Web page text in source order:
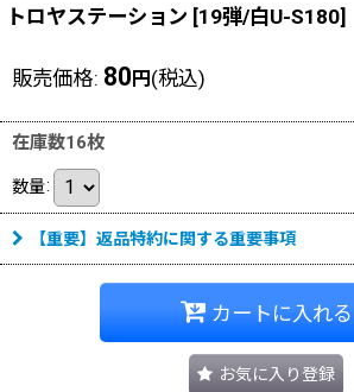
トロヤステーション [19弾/白U-S180]
販売価格: 80 円 (税込)
在庫数16枚
数量:
【重要】返品特約に関する重要事項
カートに入れる
お気に入り登録